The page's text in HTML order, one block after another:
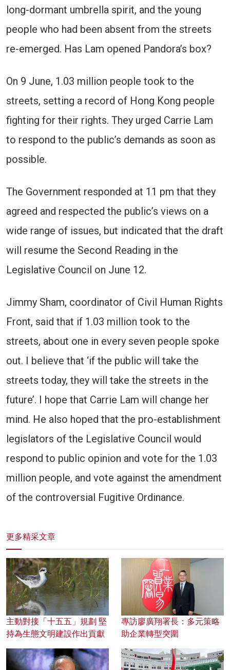
long-dormant umbrella spirit, and the young
people who had been absent from the streets
re-emerged. Has Lam opened Pandora’s box?
On 9 June, 1.03 million people took to the
streets, setting a record of Hong Kong people
fighting for their rights. They urged Carrie Lam
to respond to the public’s demands as soon as
possible.
The Government responded at 11 pm that they
agreed and respected the public’s views on a
wide range of issues, but indicated that the draft
will resume the Second Reading in the
Legislative Council on June 12.
Jimmy Sham, coordinator of Civil Human Rights
Front, said that if 1.03 million took to the
streets, about one in every seven people spoke
out. I believe that ‘if the public will take the
streets today, they will take the streets in the
future’. I hope that Carrie Lam will change her
mind. He also hoped that the pro-establishment
legislators of the Legislative Council would
respond to public opinion and vote for the 1.03
million people, and vote against the amendment
of the controversial Fugitive Ordinance.
更多精采文章
主動對接「十五五」規劃 堅
持為生態文明建設作出貢獻
專訪廖廣翔署長：多元策略
助企業轉型突圍